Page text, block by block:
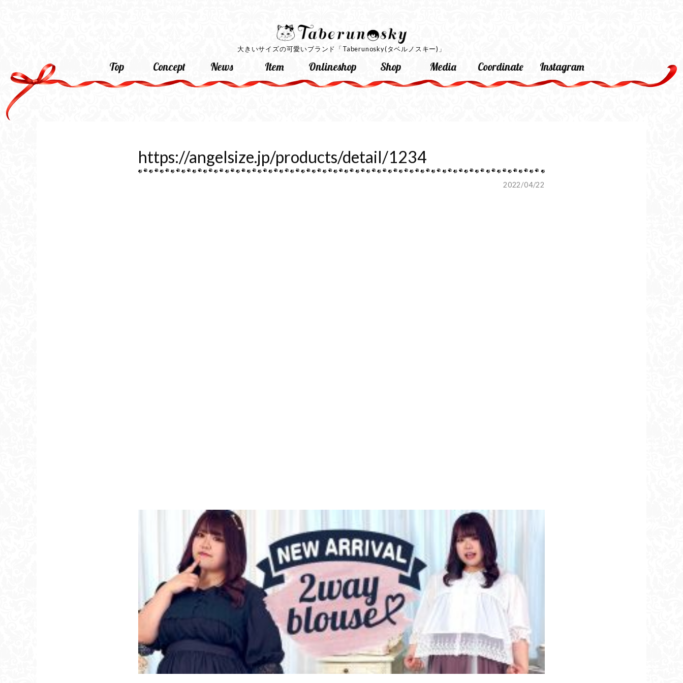
大きいサイズの可愛いブランド 「Taberunosky(タベルノスキー)」
Top Concept News Item Onlineshop Shop Media Coordinate Instagram
https://angelsize.jp/products/detail/1234
2022/04/22